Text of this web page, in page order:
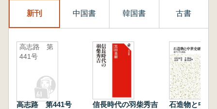
新刊 中国書 韓国書 古書
高志路 第
441号
高志路 第441号 信長時代の羽柴秀吉
石造物と中世